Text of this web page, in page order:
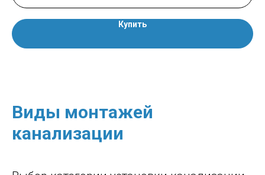
Купить
Виды монтажей
канализации